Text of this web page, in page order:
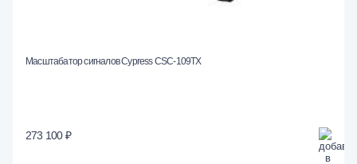
Масштабатор сигналов Cypress CSC-109TX
273 100 ₽